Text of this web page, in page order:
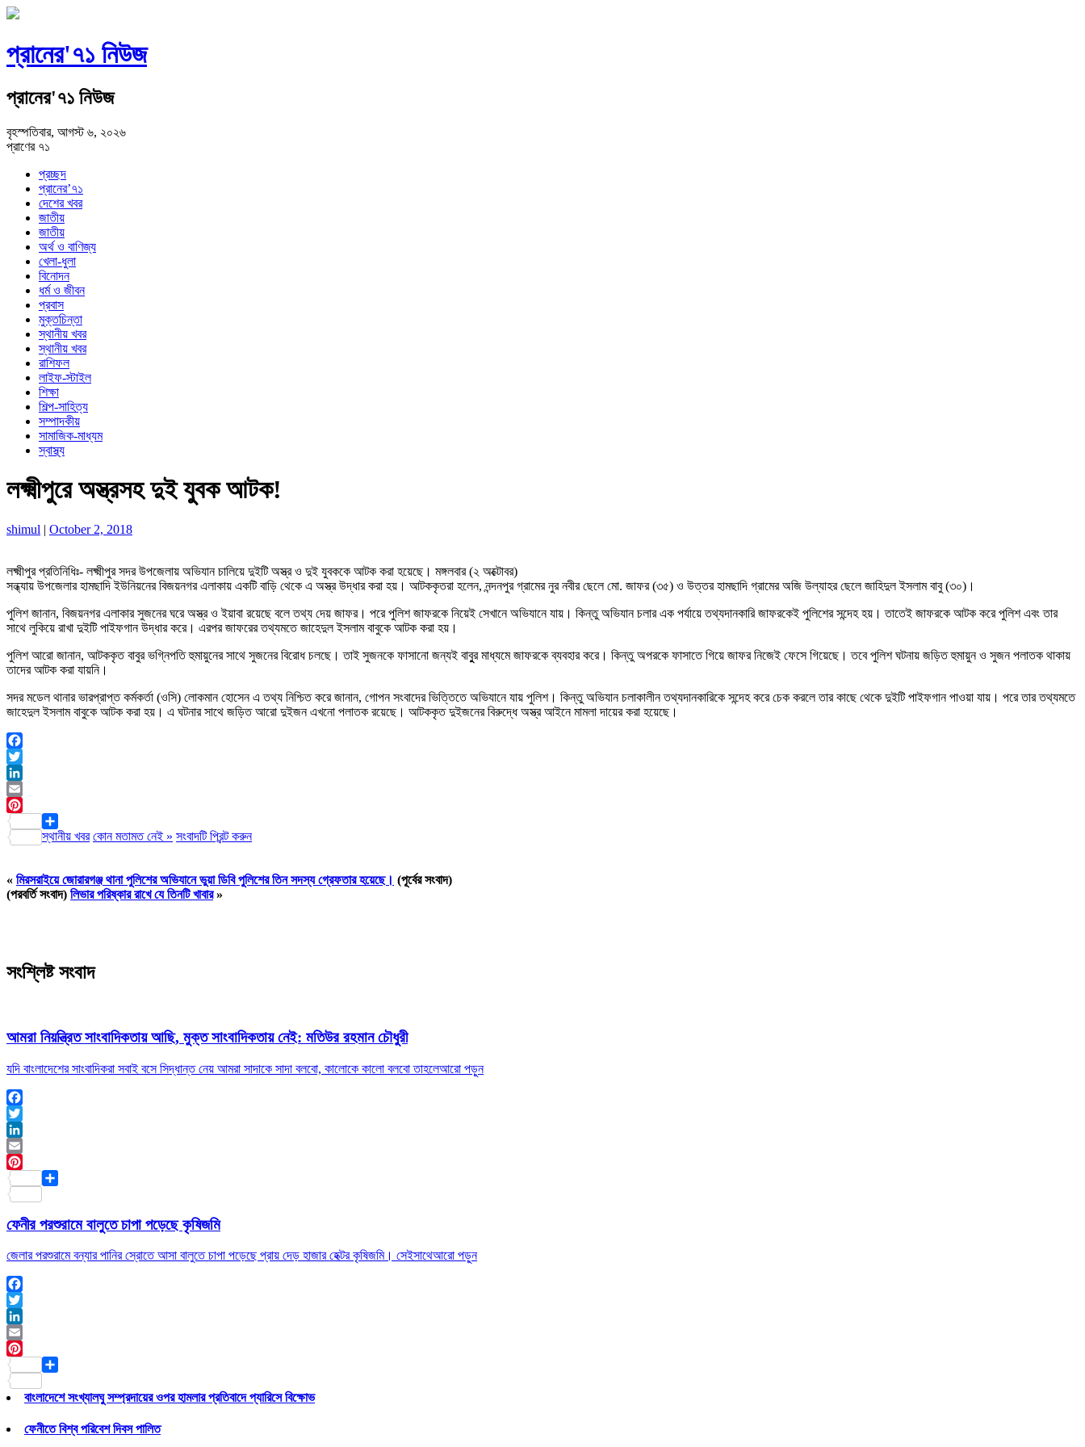
প্রানের'৭১ নিউজ
প্রানের'৭১ নিউজ
বৃহস্পতিবার, আগস্ট ৬, ২০২৬
প্রাণের ৭১
প্রচ্ছদ
প্রানের’৭১
দেশের খবর
জাতীয়
জাতীয়
অর্থ ও বাণিজ্য
খেলা-ধুলা
বিনোদন
ধর্ম ও জীবন
প্রবাস
মুক্তচিন্তা
স্থানীয় খবর
স্থানীয় খবর
রাশিফল
লাইফ-স্টাইল
শিক্ষা
শিল্প-সাহিত্য
সম্পাদকীয়
সামাজিক-মাধ্যম
স্বাস্থ্য
লক্ষ্মীপুরে অস্ত্রসহ দুই যুবক আটক!
shimul | October 2, 2018
লক্ষ্মীপুর প্রতিনিধিঃ- লক্ষ্মীপুর সদর উপজেলায় অভিযান চালিয়ে দুইটি অস্ত্র ও দুই যুবককে আটক করা হয়েছে। মঙ্গলবার (২ অক্টোবর)
সন্ধ্যায় উপজেলার হামছাদি ইউনিয়নের বিজয়নগর এলাকায় একটি বাড়ি থেকে এ অস্ত্র উদ্ধার করা হয়। আটককৃতরা হলেন, নন্দনপুর গ্রামের নুর নবীর ছেলে মো. জাফর (৩৫) ও উত্তর হামছাদি গ্রামের অজি উল্যাহর ছেলে জাহিদুল ইসলাম বাবু (৩০)।
পুলিশ জানান, বিজয়নগর এলাকার সুজনের ঘরে অস্ত্র ও ইয়াবা রয়েছে বলে তথ্য দেয় জাফর। পরে পুলিশ জাফরকে নিয়েই সেখানে অভিযানে যায়। কিন্তু অভিযান চলার এক পর্যায়ে তথ্যদানকারি জাফরকেই পুলিশের সন্দেহ হয়। তাতেই জাফরকে আটক করে পুলিশ এবং তার
সাথে লুকিয়ে রাখা দুইটি পাইফগান উদ্ধার করে। এরপর জাফরের তথ্যমতে জাহেদুল ইসলাম বাবুকে আটক করা হয়।
পুলিশ আরো জানান, আটককৃত বাবুর ভগ্নিপতি হুমায়ুনের সাথে সুজনের বিরোধ চলছে। তাই সুজনকে ফাসানো জন্যই বাবুুর মাধ্যমে জাফরকে ব্যবহার করে। কিন্তু অপরকে ফাসাতে গিয়ে জাফর নিজেই ফেসে গিয়েছে। তবে পুলিশ ঘটনায় জড়িত হুমায়ুন ও সুজন পলাতক থাকায়
তাদের আটক করা যায়নি।
সদর মডেল থানার ভারপ্রাপ্ত কর্মকর্তা (ওসি) লোকমান হোসেন এ তথ্য নিশ্চিত করে জানান, গোপন সংবাদের ভিত্তিতে অভিযানে যায় পুলিশ। কিন্তু অভিযান চলাকালীন তথ্যদানকারিকে সন্দেহ করে চেক করলে তার কাছে থেকে দুইটি পাইফগান পাওয়া যায়। পরে তার তথ্যমতে
জাহেদুল ইসলাম বাবুকে আটক করা হয়। এ ঘটনার সাথে জড়িত আরো দুইজন এখনো পলাতক রয়েছে। আটককৃত দুইজনের বিরুদ্ধে অস্ত্র আইনে মামলা দায়ের করা হয়েছে।
Facebook
Twitter
LinkedIn
Email
Pinterest
Share
স্থানীয় খবর কোন মতামত নেই » সংবাদটি প্রিন্ট করুন
« মিরসরাইয়ে জোরারগঞ্জ থানা পুলিশের অভিযানে ভুয়া ডিবি পুলিশের তিন সদস্য গ্রেফতার হয়েছে। (পূর্বের সংবাদ)
(পরবর্তি সংবাদ) লিভার পরিষ্কার রাখে যে তিনটি খাবার»
সংশ্লিষ্ট সংবাদ
আমরা নিয়ন্ত্রিত সাংবাদিকতায় আছি, মুক্ত সাংবাদিকতায় নেই: মতিউর রহমান চৌধুরী
যদি বাংলাদেশের সাংবাদিকরা সবাই বসে সিদ্ধান্ত নেয় আমরা সাদাকে সাদা বলবো, কালোকে কালো বলবো তাহলেআরো পড়ুন
Facebook
Twitter
LinkedIn
Email
Pinterest
ফেনীর পরশুরামে বালুতে চাপা পড়েছে কৃষিজমি
জেলার পরশুরামে বন্যার পানির স্রোতে আসা বালুতে চাপা পড়েছে প্রায় দেড় হাজার হেক্টর কৃষিজমি। সেইসাথেআরো পড়ুন
Facebook
Twitter
LinkedIn
Email
Pinterest
বাংলাদেশে সংখ্যালঘু সম্প্রদায়ের ওপর হামলার প্রতিবাদে প্যারিসে বিক্ষোভ
ফেনীতে বিশ্ব পরিবেশ দিবস পালিত